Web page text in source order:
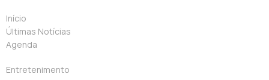
Início
Últimas Notícias
Agenda
Entretenimento